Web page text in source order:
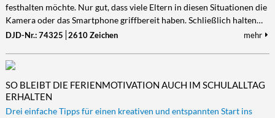
festhalten möchte. Nur gut, dass viele Eltern in diesen Situationen die
Kamera oder das Smartphone griffbereit haben. Schließlich halten…
DJD-Nr.: 74325 2610 Zeichen mehr
SO BLEIBT DIE FERIENMOTIVATION AUCH IM SCHULALLTAG
ERHALTEN
Drei einfache Tipps für einen kreativen und entspannten Start ins